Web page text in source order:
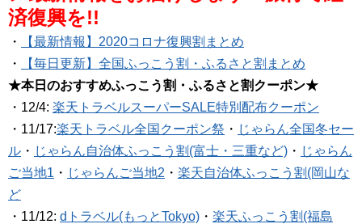
済復興を!!
・
【最新情報】2020コロナ復興割まとめ
・
【毎日更新】全国ふっこう割・ふるさと割まとめ
★本日のおすすめふっこう割・ふるさと割クーポン★
・12/4: 楽天トラベルスーパーSALE特別配布クーポン
・11/17:楽天トラベル全国クーポン祭 ・ じゃらん全国冬セー
ル ・ じゃらん自治体ふっこう割(富士・三重など) ・ じゃらん
ご当地1 ・ じゃらんご当地2 ・ 楽天自治体ふっこう割(岡山な
ど
・11/12: dトラベル(もっとTokyo) ・ 楽天ふっこう割(福島